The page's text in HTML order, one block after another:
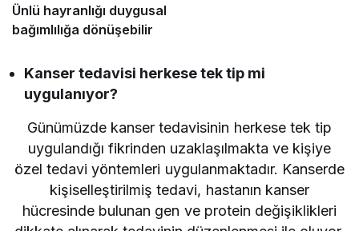
Ünlü hayranlığı duygusal
bağımlılığa dönüşebilir
Kanser tedavisi herkese tek tip mi
uygulanıyor?
Günümüzde kanser tedavisinin herkese tek tip
uygulandığı fikrinden uzaklaşılmakta ve kişiye
özel tedavi yöntemleri uygulanmaktadır. Kanserde
kişiselleştirilmiş tedavi, hastanın kanser
hücresinde bulunan gen ve protein değişiklikleri